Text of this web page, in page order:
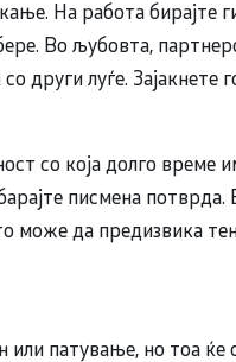
На работа бирајте
Во љубовта,
други луѓе. Зајакнете
со која долго
писмена потврда.
може да предизвика
патување, но тоа